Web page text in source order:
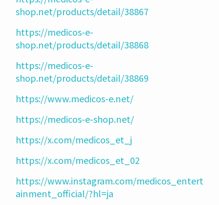
shop.net/products/detail/38867
https://medicos-e-
shop.net/products/detail/38868
https://medicos-e-
shop.net/products/detail/38869
https://www.medicos-e.net/
https://medicos-e-shop.net/
https://x.com/medicos_et_j
https://x.com/medicos_et_02
https://www.instagram.com/medicos_entert
ainment_official/?hl=ja